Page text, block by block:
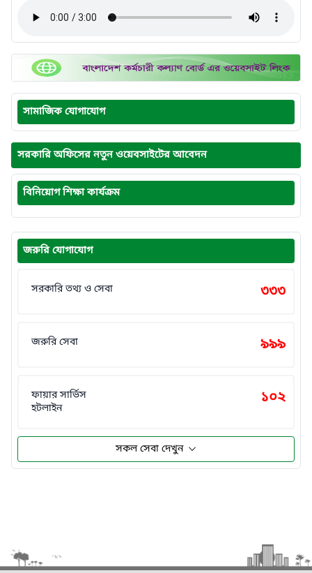
সামাজিক যোগাযোগ
সরকারি অফিসের নতুন ওয়েবসাইটের আবেদন
বিনিয়োগ শিক্ষা কার্যক্রম
জরুরি যোগাযোগ
সরকারি তথ্য ও সেবা ৩৩৩
জরুরি সেবা ৯৯৯
ফায়ার সার্ভিস
হটলাইন
১০২
সকল সেবা দেখুন